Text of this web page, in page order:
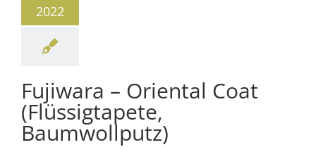
2022
Fujiwara – Oriental Coat
(Flüssigtapete,
Baumwollputz)